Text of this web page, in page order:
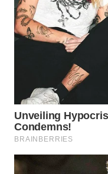
WAHANA
TANI
WAHANA
INFRASTRUKTUR
WAHANA